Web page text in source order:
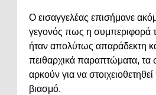
Ο εισαγγελέας επισήμανε
γεγονός πως η συμπεριφορά
ήταν απολύτως απαράδεκτη
πειθαρχικά παραπτώματα, τα
αρκούν για να
βιασμό.